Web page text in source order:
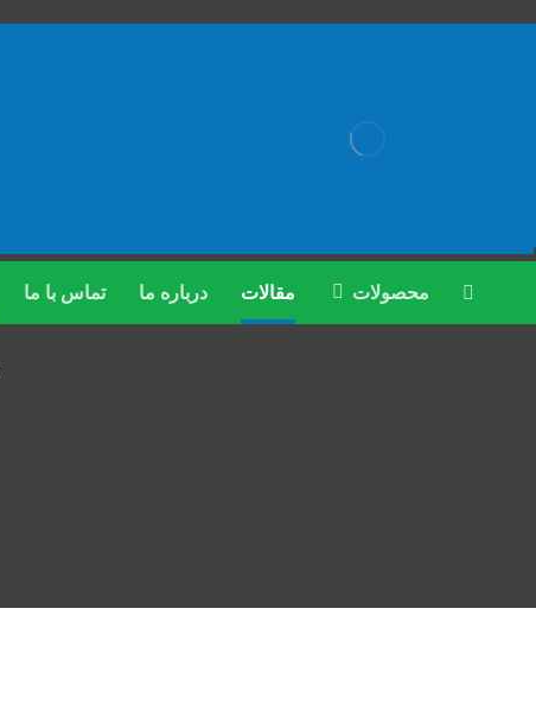
محصولات مقالات درباره ما تماس با ما